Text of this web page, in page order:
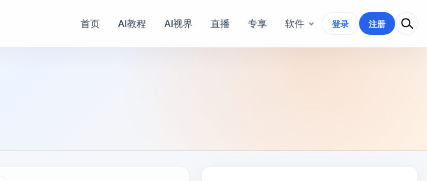
首页 AI教程 AI视界 直播 专享 软件 登录 注册